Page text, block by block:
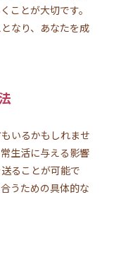
ことが大切です。
なり、あなたを成
いるかもしれませ
生活に与える影響
ることが可能で
うための具体的な